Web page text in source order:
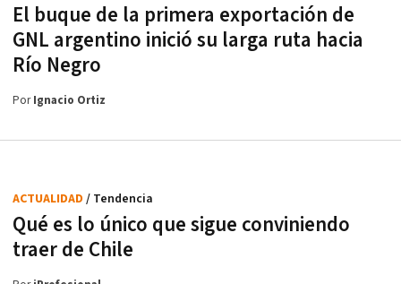
El buque de la primera exportación de
GNL argentino inició su larga ruta hacia
Río Negro
PorIgnacio Ortiz
Qué es lo único que sigue conviniendo
traer de Chile
ACTUALIDAD / Tendencia